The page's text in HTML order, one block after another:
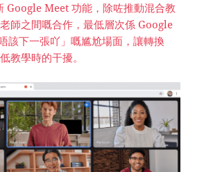
Google Meet 功能，除咗推動混合教
師之間嘅合作，最低層次係 Google
該下一張吖」嘅尴尬場面，讓轉換
教學時的干擾。